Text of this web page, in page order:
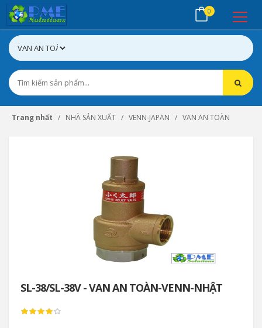
0
Trang nhất NHÀ SẢN XUẤT VENN-JAPAN VAN AN TOÀN
SL-38/SL-38V - VAN AN TOÀN-VENN-NHẬT